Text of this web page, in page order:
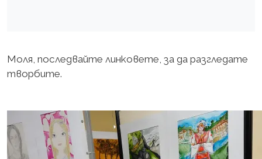
Моля, последвайте линковете, за да разгледате
творбите.